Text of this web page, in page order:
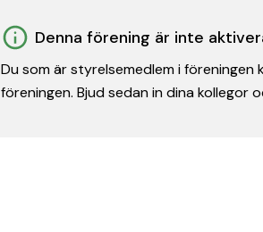
Denna förening är inte
Du som är styrelsemedlem i
föreningen. Bjud sedan in dina kollegor